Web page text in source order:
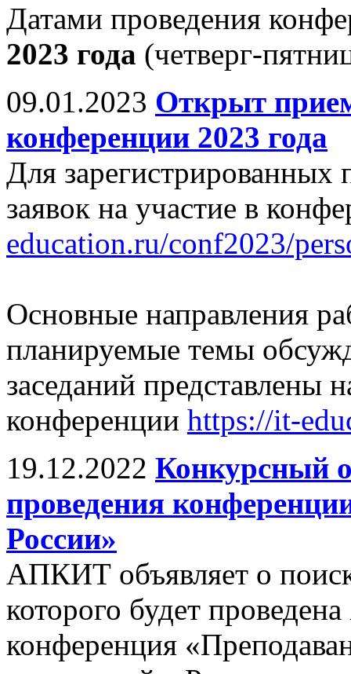
Датами проведения
2023 года (четверг-
09.01.2023 Открыт
конференции 2023 года
Для зарегистрированных
заявок на участие в
education.ru/conf2023/
Основные направления
планируемые темы
заседаний представлены
конференции https://it-
19.12.2022 Конкурсный
проведения
России»
АПКИТ объявляет о
которого будет
конференция